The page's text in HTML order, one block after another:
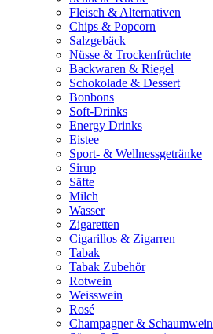
Fleisch & Alternativen
Chips & Popcorn
Salzgebäck
Nüsse & Trockenfrüchte
Backwaren & Riegel
Schokolade & Dessert
Bonbons
Soft-Drinks
Energy Drinks
Eistee
Sport- & Wellnessgetränke
Sirup
Säfte
Milch
Wasser
Zigaretten
Cigarillos & Zigarren
Tabak
Tabak Zubehör
Rotwein
Weisswein
Rosé
Champagner & Schaumwein